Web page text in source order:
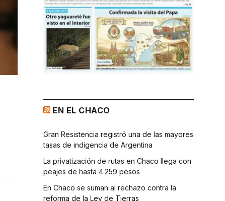
EN EL CHACO
Gran Resistencia registró una de las mayores
tasas de indigencia de Argentina
La privatización de rutas en Chaco llega con
peajes de hasta 4.259 pesos
En Chaco se suman al rechazo contra la
reforma de la Ley de Tierras